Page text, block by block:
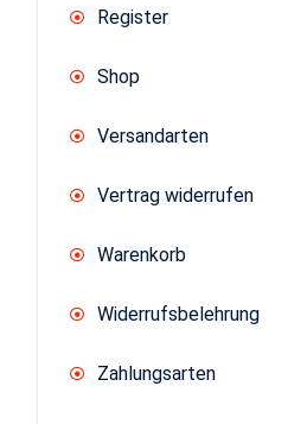
Register
Shop
Versandarten
Vertrag widerrufen
Warenkorb
Widerrufsbelehrung
Zahlungsarten